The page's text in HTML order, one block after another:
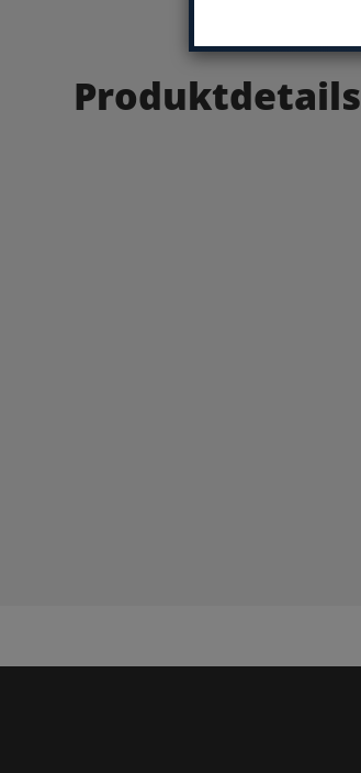
Produktdetails